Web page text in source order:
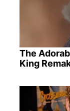
The
King